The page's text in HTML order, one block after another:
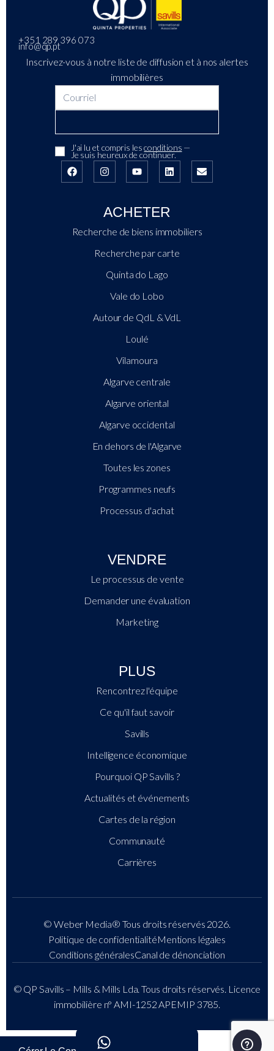
+351 289 396 073
info@qp.pt
Inscrivez-vous à notre liste de diffusion et à nos alertes
immobilières
J'ai lu et compris lesconditions —
Je suis heureux de continuer.
ACHETER
Recherche de biens immobiliers
Recherche par carte
Quinta do Lago
Vale do Lobo
Autour de QdL & VdL
Loulé
Vilamoura
Algarve centrale
Algarve oriental
Algarve occidental
En dehors de l'Algarve
Toutes les zones
Programmes neufs
Processus d'achat
VENDRE
Le processus de vente
Demander une évaluation
Marketing
PLUS
Rencontrez l'équipe
Ce qu'il faut savoir
Savills
Intelligence économique
Pourquoi QP Savills ?
Actualités et événements
Cartes de la région
Communauté
Carrières
© Weber Media® Tous droits réservés 2026.
Politique de confidentialitéMentions légales
Conditions généralesCanal de dénonciation
© QP Savills – Mills & Mills Lda. Tous droits réservés. Licence
immobilière n° AMI-1252 APEMIP 3785.